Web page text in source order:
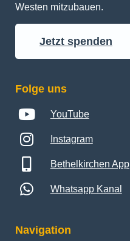
Westen mitzubauen.
Jetzt spenden
Folge uns
YouTube
Instagram
Bethelkirchen App
Whatsapp Kanal
Navigation